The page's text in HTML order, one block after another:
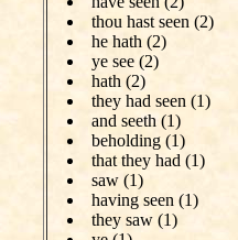
thou hast seen (2)
he hath (2)
ye see (2)
hath (2)
they had seen (1)
and seeth (1)
beholding (1)
that they had (1)
saw (1)
having seen (1)
they saw (1)